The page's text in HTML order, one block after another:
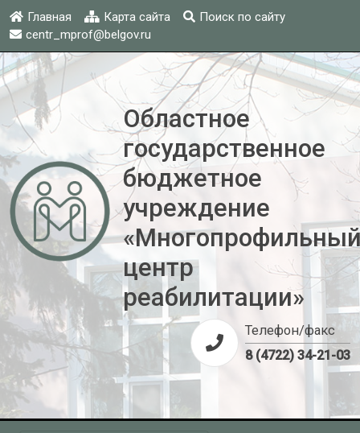
Главная Карта сайта
Поиск по сайту
centr_mprof@belgov.ru
Областное
государственное
бюджетное
учреждение
центр
реабилитации»
Телефон/факс
8 (4722) 34-21-03